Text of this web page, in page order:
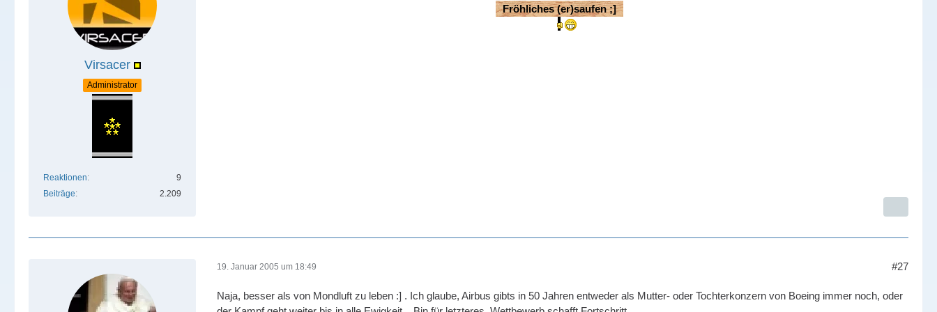
Virsacer
Administrator
Reaktionen
9
Beiträge
2.209
Fröhliches (er)saufen ;]
19. Januar 2005 um 18:49 #27
Naja, besser als von Mondluft zu leben :] . Ich glaube, Airbus gibts in 50 Jahren entweder als Mutter- oder Tochterkonzern von Boeing immer noch, oder